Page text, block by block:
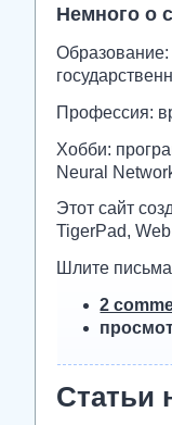
Немного о
Профессия:
Хобби:
Neural
Этот сайт
TigerPad,
Шлите
2
Статьи